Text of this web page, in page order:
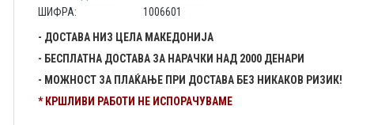
ШИФРА:
1006601
- ДОСТАВА НИЗ ЦЕЛА МАКЕДОНИЈА
- БЕСПЛАТНА ДОСТАВА ЗА НАРАЧКИ НАД 2000 ДЕНАРИ
- МОЖНОСТ ЗА ПЛАЌАЊЕ ПРИ ДОСТАВА БЕЗ НИКАКОВ РИЗИК!
* КРШЛИВИ РАБОТИ НЕ ИСПОРАЧУВАМЕ